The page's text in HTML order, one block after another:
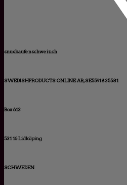
snuskaufenschweiz.ch
SWEDISHPRODUCTS ONLINE AB, SE5591835581
Box 613
531 16 Lidköping
SCHWEDEN